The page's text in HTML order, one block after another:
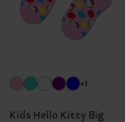
+1
Kids Hello Kitty Big